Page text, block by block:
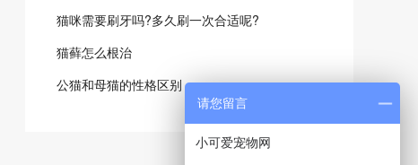
猫咪需要刷牙吗?多久刷一次合适呢?
猫藓怎么根治
公猫和母猫的性格区别
请您留言
小可爱宠物网